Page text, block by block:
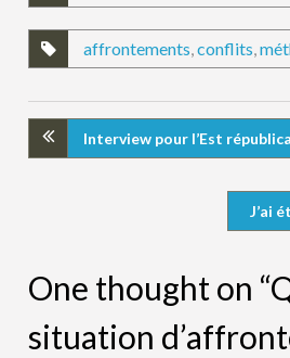
affrontements,conflits,
Interview pour l’Est
J’ai
One thought on
situation